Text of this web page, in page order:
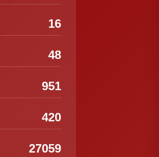
16
48
951
420
27059